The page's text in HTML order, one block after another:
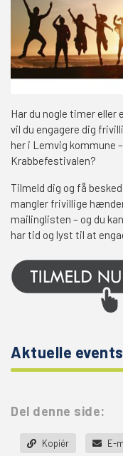
Har du nogle timer eller
vil du engagere dig
her i Lemvig kommune
Krabbefestivalen?
Tilmeld dig og få
mangler frivillige
mailinglisten – og du
har tid og lyst til at
Aktuelle
Del denne side:
Kopiér E-